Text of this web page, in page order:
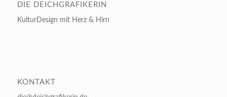
DIE DEICHGRAFIKERIN
KulturDesign mit Herz & Hirn
KONTAKT